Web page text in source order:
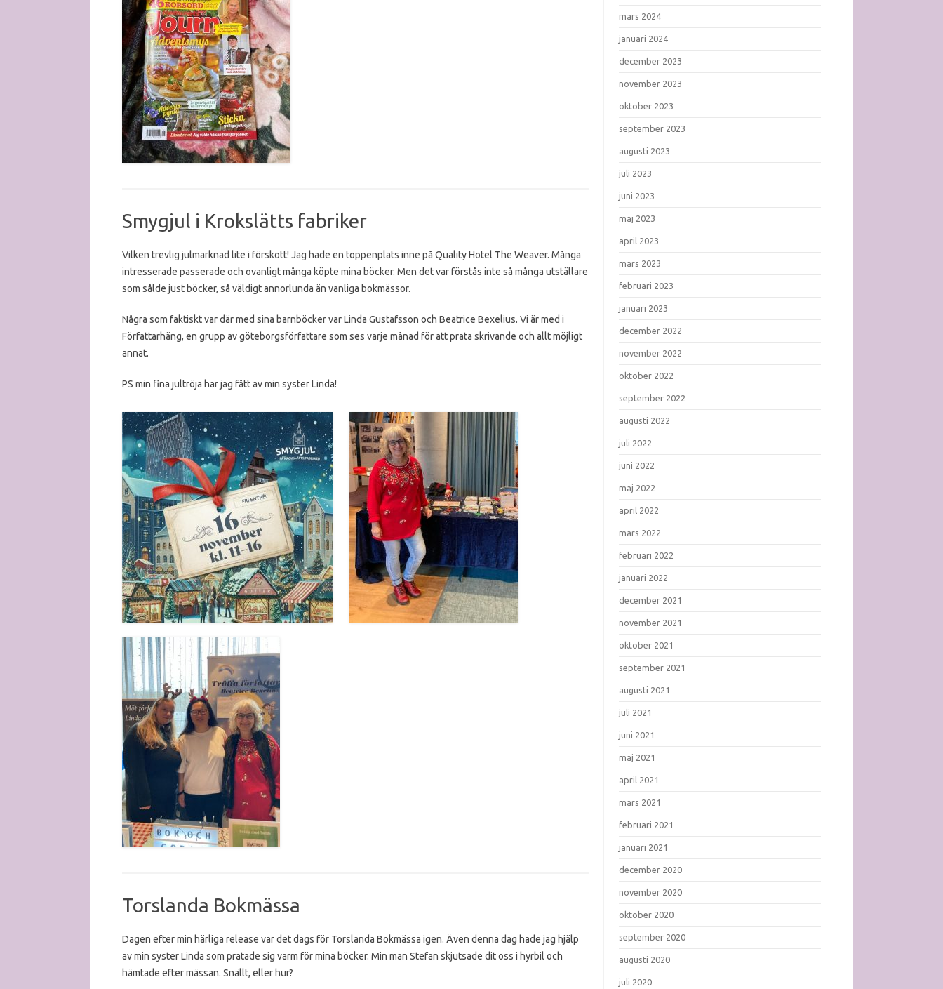
Smygjul i Krokslätts fabriker
Vilken trevlig julmarknad lite i förskott! Jag hade en toppenplats inne på Quality Hotel The Weaver. Många
intresserade passerade och ovanligt många köpte mina böcker. Men det var förstås inte så många utställare
som sålde just böcker, så väldigt annorlunda än vanliga bokmässor.
Några som faktiskt var där med sina barnböcker var Linda Gustafsson och Beatrice Bexelius. Vi är med i
Författarhäng, en grupp av göteborgsförfattare som ses varje månad för att prata skrivande och allt möjligt
annat.
PS min fina jultröja har jag fått av min syster Linda!
Torslanda Bokmässa
Dagen efter min härliga release var det dags för Torslanda Bokmässa igen. Även denna dag hade jag hjälp
av min syster Linda som pratade sig varm för mina böcker. Min man Stefan skjutsade dit oss i hyrbil och
hämtade efter mässan. Snällt, eller hur?
mars 2024
januari 2024
december 2023
november 2023
oktober 2023
september 2023
augusti 2023
juli 2023
juni 2023
maj 2023
april 2023
mars 2023
februari 2023
januari 2023
december 2022
november 2022
oktober 2022
september 2022
augusti 2022
juli 2022
juni 2022
maj 2022
april 2022
mars 2022
februari 2022
januari 2022
december 2021
november 2021
oktober 2021
september 2021
augusti 2021
juli 2021
juni 2021
maj 2021
april 2021
mars 2021
februari 2021
januari 2021
december 2020
november 2020
oktober 2020
september 2020
augusti 2020
juli 2020